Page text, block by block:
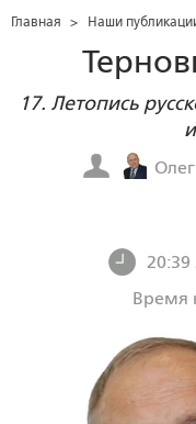
Главная > Наши
17. Летопись
20:39
Время